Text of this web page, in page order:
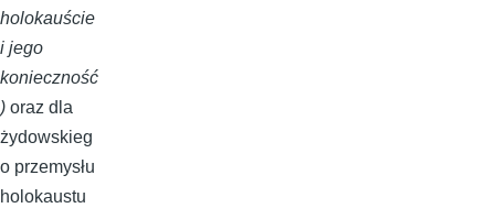
holokauście
i jego
konieczność
) oraz dla
żydowskieg
o przemysłu
holokaustu